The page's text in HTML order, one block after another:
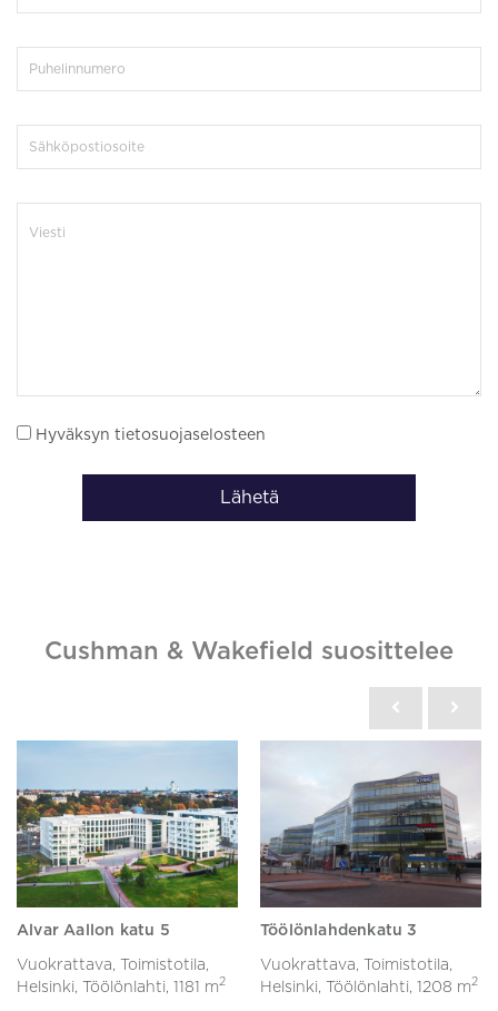
Hyväksyn tietosuojaselosteen
Lähetä
Cushman & Wakefield suosittelee
Alvar Aallon katu 5
Vuokrattava, Toimistotila,
Helsinki, Töölönlahti, 1181 m2
Töölönlahdenkatu 3
Vuokrattava, Toimistotila,
Helsinki, Töölönlahti, 1208 m2